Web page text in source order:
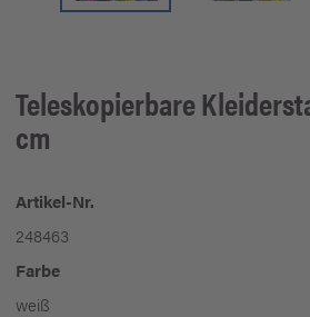
Teleskopierbare
cm
Artikel-Nr.
248463
Farbe
weiß